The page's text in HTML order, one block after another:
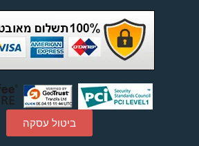
ביטול עסקה